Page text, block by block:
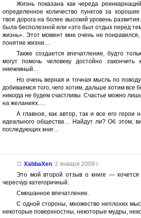
Жизнь показана как череда
определенное количество пунктов за
твоя дорога на более высокий уровень
была бесполезной или «это был отдых перед
жизнь». Этот момент мне очень не
понятие жизни…
Также создается впечатление, будто
могут помочь человеку достойно
никчемный…
Но очень верная и точная мысль по
добиваемся того, чего хотим, дальше хотим все
никогда не будем счастливы. Счастье можно
на желаниях….
А главное, как автор, так и все его герои
идеального общества… Найдут ли? Об этом,
последующих книг…
XabbaXen, 2 января 2009 г.
Это мой второй отзыв о книге — хочется
чересчур категоричный.
Смешанное впечатление.
С одной стороны, множество неплохих
некоторые поверхностны, некоторые мудры,